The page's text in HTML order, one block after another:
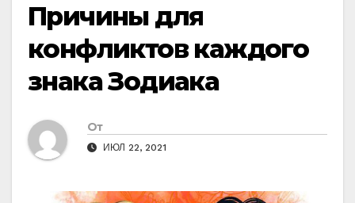
Причины для
конфликтов каждого
знака Зодиака
От
ИЮЛ 22, 2021